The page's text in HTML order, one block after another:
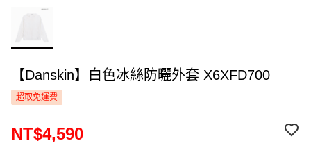
【Danskin】白色冰絲防曬外套 X6XFD700
超取免運費
NT$4,590